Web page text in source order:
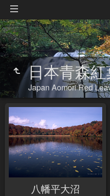
日本青森
Japan Aomori Red
八幡平大沼